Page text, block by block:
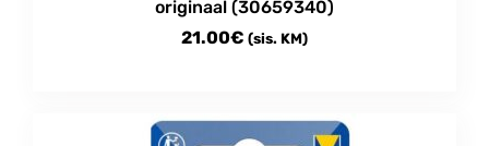
originaal (30659340)
21.00€ (sis. KM)